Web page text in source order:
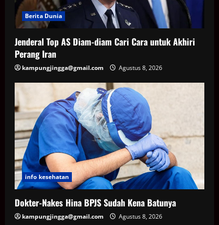
Berita Dunia
Jenderal Top AS Diam-diam Cari Cara untuk Akhiri
Perang Iran
kampungjingga@gmail.com Agustus 8, 2026
info kesehatan
Dokter-Nakes Hina BPJS Sudah Kena Batunya
kampungjingga@gmail.com Agustus 8, 2026